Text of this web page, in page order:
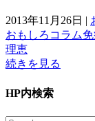
2013年11月26日 |
おもしろコラム
理恵
続きを見る
HP内検索